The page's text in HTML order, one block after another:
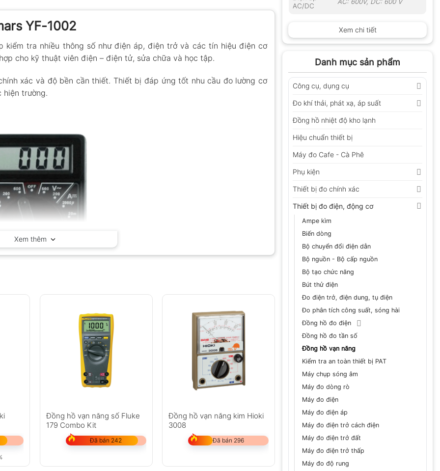
AC/DC
Xem chi tiết
Danh mục sản phẩm
Công cụ, dụng cụ
Đo khí thải, phát xạ, áp suất
Đồng hồ nhiệt độ kho lạnh
Hiệu chuẩn thiết bị
Máy đo Cafe - Cà Phê
Phụ kiện
Thiết bị đo chính xác
Thiết bị đo điện, động cơ
Ampe kìm
Biến dòng
Bộ chuyển đổi điện dẫn
Bộ nguồn - Bộ cấp nguồn
Bộ tạo chức năng
Bút thử điện
Đo điện trở, điện dung, tụ điện
Đo phân tích công suất, sóng hài
Đồng hồ đo điện
Đồng hồ đo tần số
Đồng hồ vạn năng
Kiểm tra an toàn thiết bị PAT
Máy chụp sóng âm
Máy đo dòng rò
Máy đo điện
Máy đo điện áp
Máy đo điện trở cách điện
Máy đo điện trở đất
Máy đo điện trở thấp
Máy đo độ rung
YF-1002
kiểm tra nhiều thông số như điện áp, điện trở và các tín hiệu điện cơ
cho kỹ thuật viên điện – điện tử, sửa chữa và học tập.
xác và độ bền cần thiết. Thiết bị đáp ứng tốt nhu cầu đo lường cơ
hiện trường.
vạn năng Tenmars YF-1002
Xem thêm
Đồng hồ vạn năng số Fluke
179 Combo Kit
Đã bán 242
Đồng hồ vạn năng kim Hioki
3008
Đã bán 296